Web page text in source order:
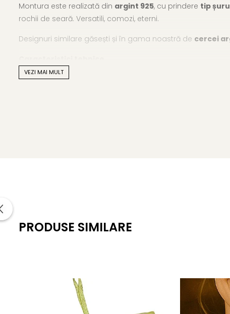
Montura este realizată din argint 925, cu prindere tip
rochii de seară. Versatili, comozi, eterni.
Designuri similare găsești și în gama noastră de cercei
Tipul perlei: perle naturale de apă dulce
este un brand european de bijuterii
metale prețioase certificate. Fiecare bijuterie cu perle
VEZI MAI MULT
PRODUSE SIMILARE